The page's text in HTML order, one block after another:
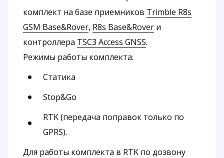
комплект на базе приемников Trimble R8s
GSM Base&Rover, R8s Base&Rover и
контроллера TSC3 Access GNSS.
Режимы работы комплекта:
Cтатика
Stop&Go
RTK (передача поправок только по
GPRS).
Для работы комплекта в RTK по дозвону